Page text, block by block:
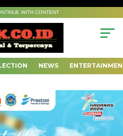
WITH CONTENT
NEWS